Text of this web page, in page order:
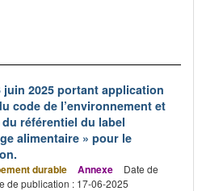
2025 portant application
code de l’environnement et
référentiel du label
alimentaire » pour le
durable Annexe
Date de
de publication : 17-06-2025